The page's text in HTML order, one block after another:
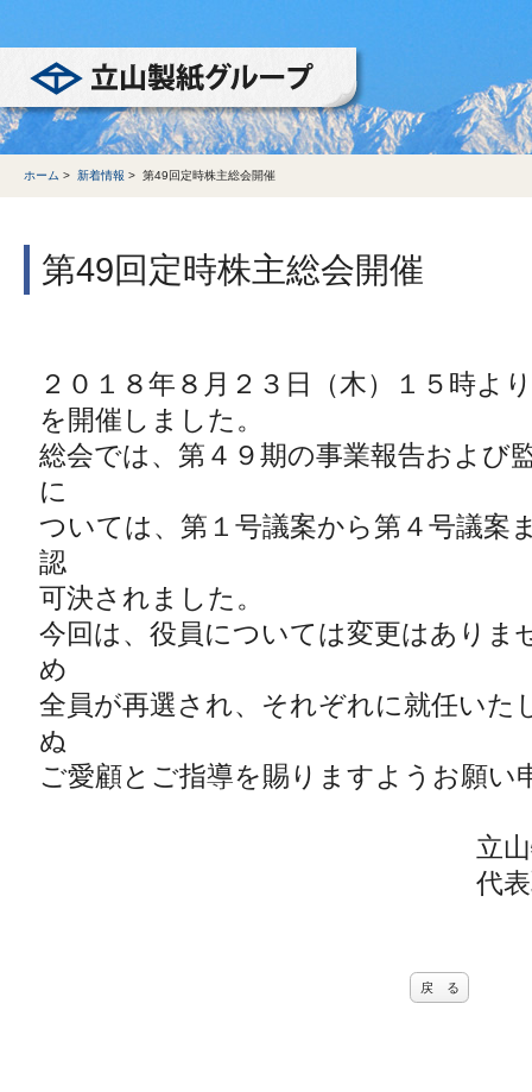
ホーム > 新着情報 > 第49回定時株主総会開催
第49回定時株主総会開催
２０１８年８月２３日（木）１５時よ
を開催しました。
総会では、第４９期の事業報告および
に
ついては、第１号議案から第４号議案
認
可決されました。
今回は、役員については変更はありま
め
全員が再選され、それぞれに就任いた
ぬ
ご愛顧とご指導を賜りますようお願い
立山物流株
代表取締役社
戻 る